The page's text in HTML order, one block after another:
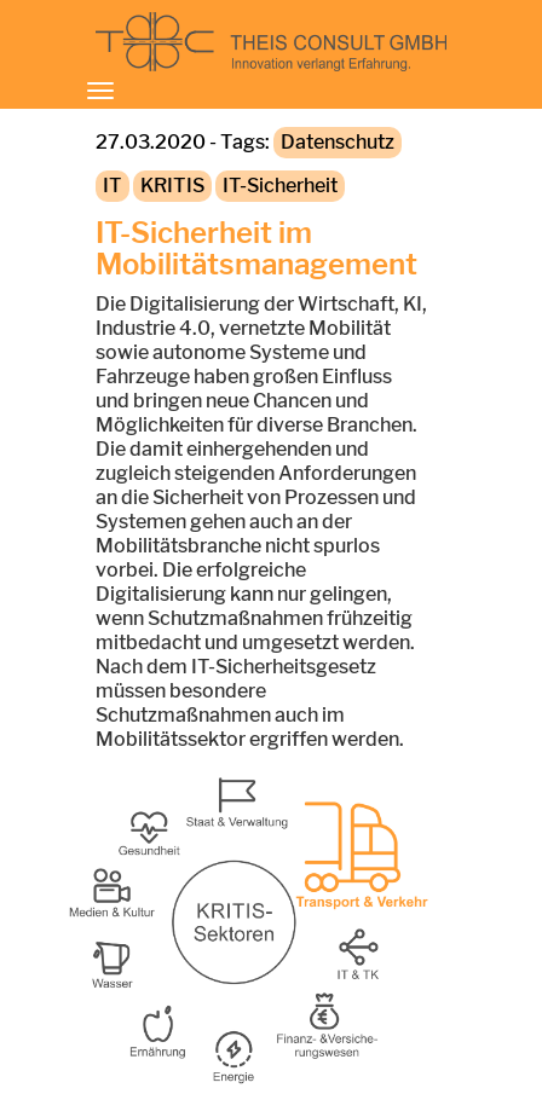
Toggle
navigation
27.03.2020 - Tags: Datenschutz
IT
KRITIS IT-Sicherheit
IT-Sicherheit im
Mobilitätsmanagement
Die Digitalisierung der Wirtschaft, KI,
Industrie 4.0, vernetzte Mobilität
sowie autonome Systeme und
Fahrzeuge haben großen Einfluss
und bringen neue Chancen und
Möglichkeiten für diverse Branchen.
Die damit einhergehenden und
zugleich steigenden Anforderungen
an die Sicherheit von Prozessen und
Systemen gehen auch an der
Mobilitätsbranche nicht spurlos
vorbei. Die erfolgreiche
Digitalisierung kann nur gelingen,
wenn Schutzmaßnahmen frühzeitig
mitbedacht und umgesetzt werden.
Nach dem IT-Sicherheitsgesetz
müssen besondere
Schutzmaßnahmen auch im
Mobilitätssektor ergriffen werden.